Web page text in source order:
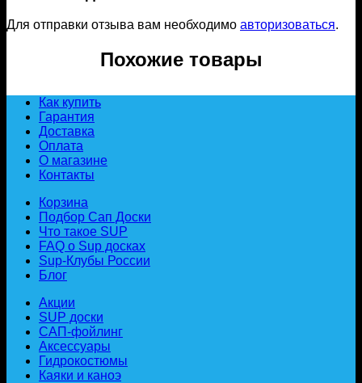
Для отправки отзыва вам необходимо авторизоваться.
Похожие товары
Как купить
Гарантия
Доставка
Оплата
О магазине
Контакты
Корзина
Подбор Сап Доски
Что такое SUP
FAQ о Sup досках
Sup-Клубы России
Блог
Акции
SUP доски
САП-фойлинг
Аксессуары
Гидрокостюмы
Каяки и каноэ